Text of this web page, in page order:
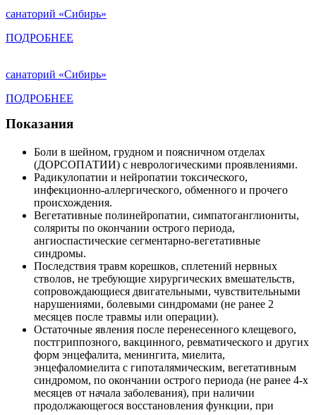
санаторий «Сибирь»
ПОДРОБНЕЕ
санаторий «Сибирь»
ПОДРОБНЕЕ
Показания
Боли в шейном, грудном и поясничном отделах
(ДОРСОПАТИИ) с неврологическими проявлениями.
Радикулопатии и нейропатии токсического,
инфекционно-аллергического, обменного и прочего
происхождения.
Вегетативные полинейропатии, симпатоганглиониты,
соляриты по окончании острого периода,
ангиоспастические сегментарно-вегетативные
синдромы.
Последствия травм корешков, сплетений нервных
стволов, не требующие хирургических вмешательств,
сопровождающиеся двигательными, чувствительными
нарушениями, болевыми синдромами (не ранее 2
месяцев после травмы или операции).
Остаточные явления после перенесенного клещевого,
постгриппозного, вакцинного, ревматического и других
форм энцефалита, менингита, миелита,
энцефаломиелита с гипоталямическим, вегетативным
синдромом, по окончании острого периода (не ранее 4-х
месяцев от начала заболевания), при наличии
продолжающегося восстановления функции, при